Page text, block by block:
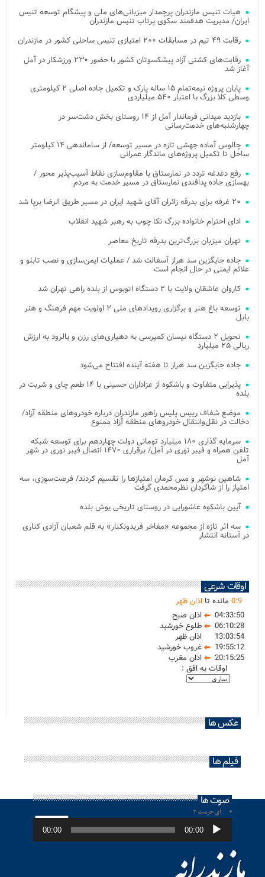
هیات تنیس مازندران پرچمدار میزبانی‌های ملی و پیشگام توسعه تنیس
ایران/ مدیریت هدفمند سکوی پرتاب تنیس مازندران
رقابت ۴۹ تیم در مسابقات ۲۰۰ امتیازی تنیس ساحلی کشور در مازندران
رقابت‌های کشتی آزاد پیشکسوتان کشور با حضور ۲۳۰ ورزشکار در آمل
آغاز شد
پایان پروژه نیمه‌تمام ۱۵ ساله پارک و تکمیل جاده اصلی ۲ کیلومتری
وسطی کلا بزرگ با اعتبار ۵۴۰ میلیاردی
بازدید میدانی فرماندار آمل از ۱۴ روستای بخش دشت‌سر در
چهارشنبه‌های خدمت‌رسانی
چالوس آماده جهشی تازه در مسیر توسعه/ از ساماندهی ۱۴ کیلومتر
ساحل تا تکمیل پروژه‌های ماندگار عمرانی
رفع دغدغه تردد در نمارستاق با مقاوم‌سازی نقاط آسیب‌پذیر محور /
بهسازی جاده پدافندی نمارستاق در مسیر خدمت به مردم
۲۰ غرفه برای بدرقه زائران آقای شهید ایران در مسیر طریق الرضا برپا شد
ادای احترام خانواده بزرگ نکا چوب به رهبر شهید انقلاب
تهران میزبان بزرگ‌ترین بدرقه تاریخ معاصر
جاده جایگزین سد هراز آسفالت شد / عملیات ایمن‌سازی و نصب تابلو و
علائم ایمنی در حال انجام است
کاروان عاشقان ولایت با ۲ دستگاه اتوبوس از بلده راهی تهران شد
توسعه باغ هنر و برگزاری رویدادهای ملی ۲ اولویت مهم فرهنگ و هنر
بابل
تحویل ۲ دستگاه نیسان کمپرسی به دهیاری‌های رزن و یالرود به ارزش
ریالی ۲۵ میلیارد
جاده جایگزین سد هراز تا هفته آینده افتتاح می‌شود
پذیرایی متفاوت و باشکوه از عزاداران حسینی با ۱۴ طعم چای و شربت در
بلده
موضع شفاف رییس پلیس راهور مازندران درباره خودروهای منطقه آزاد/
دخالت در نقل‌وانتقال خودروهای منطقه آزاد ممنوع
سرمایه گذاری ۱۸۰ میلیارد تومانی دولت چهاردهم برای توسعه شبکه
تلفن همراه و فیبر نوری در آمل/ برقراری ۱۴۷۰ اتصال فیبر نوری در شهر
آمل
شاهین نوشهر و مس کرمان امتیازها را تقسیم کردند/ فرصت‌سوزی، سه
امتیاز را از شاگردان نظرمحمدی گرفت
آیین باشکوه عاشورایی در روستای تاریخی یوش بلده
سه اثر تازه از مجموعه «مفاخر فریدونکنار» به قلم شعبان آزادی کناری
در آستانه انتشار
اوقات شرعی
0:9 مانده تا اذان ظهر
04:33:50
اذان صبح
06:10:28
طلوع خورشید
13:03:54
اذان ظهر
19:55:12
غروب خورشید
20:15:25
اذان مغرب
اوقات به افق :
عکس ها
فیلم ها
صوت ها
ای حرمت ۲
پخش‌کننده
صوت 00:00
00:00